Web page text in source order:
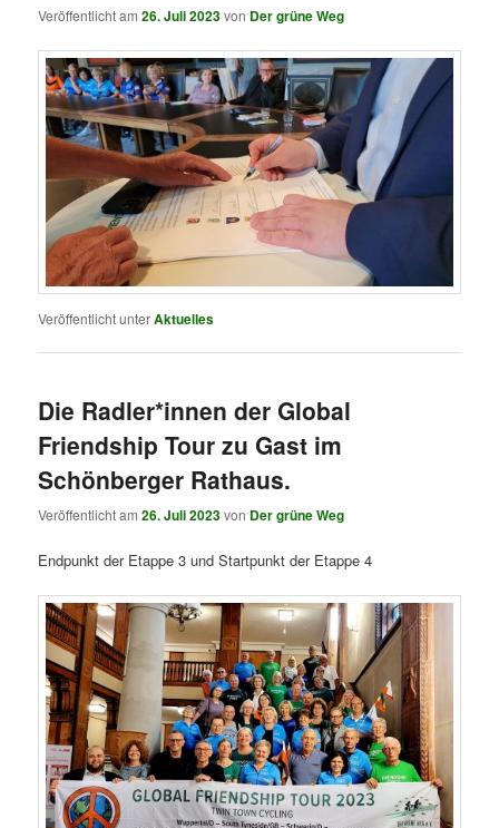
Veröffentlicht am26. Juli 2023von Der grüne Weg
Veröffentlicht unterAktuelles
Die Radler*innen der Global
Friendship Tour zu Gast im
Schönberger Rathaus.
Veröffentlicht am26. Juli 2023von Der grüne Weg
Endpunkt der Etappe 3 und Startpunkt der Etappe 4